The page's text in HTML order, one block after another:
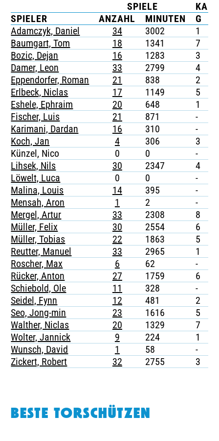
TICKETING
SPIELE
SPIELER
ANZAHL MINUTEN G
Adamczyk, Daniel
34 3002 1
Baumgart, Tom
18 1341 7
Bozic, Dejan
16 1283 3
Damer, Leon
33 2799 4
Eppendorfer, Roman
21 838 2
Erlbeck, Niclas
17 1149 5
Eshele, Ephraim
20 648 1
Fischer, Luis
21 871 -
Karimani, Dardan
16 310 -
Koch, Jan
4 306 3
Künzel, Nico
0 0 -
Lihsek, Nils
30 2347 4
Löwelt, Luca
0 0 -
Malina, Louis
14 395 -
Mensah, Aron
1 2 -
Mergel, Artur
33 2308 8
Müller, Felix
30 2554 6
Müller, Tobias
22 1863 5
Reutter, Manuel
33 2965 1
Roscher, Max
6 62 -
Rücker, Anton
27 1759 6
Schiebold, Ole
11 328 -
Seidel, Fynn
12 481 2
Seo, Jong-min
23 1616 5
Walther, Niclas
20 1329 7
Wolter, Jannick
9 224 1
Wunsch, David
1 58 -
Zickert, Robert
32 2755 3
BESTE TORSCHÜTZEN